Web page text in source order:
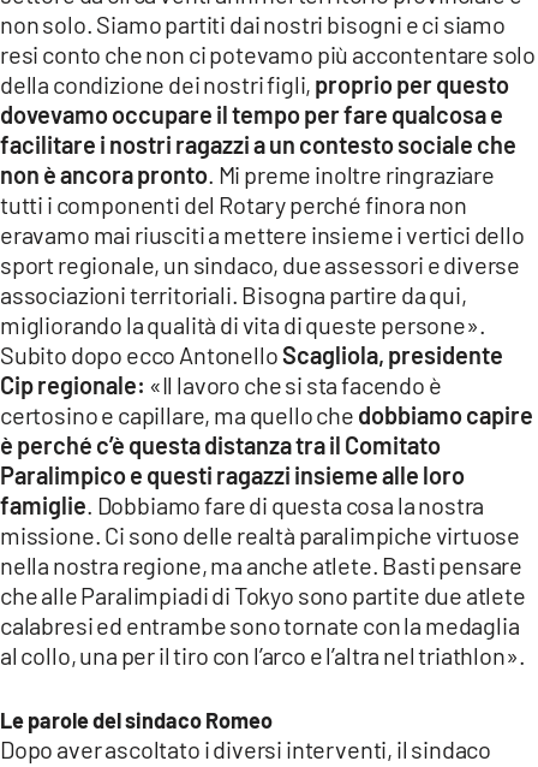
non solo. Siamo partiti dai nostri bisogni e ci siamo
resi conto che non ci potevamo più accontentare solo
della condizione dei nostri figli, proprio per questo
dovevamo occupare il tempo per fare qualcosa e
facilitare i nostri ragazzi a un contesto sociale che
non è ancora pronto . Mi preme inoltre ringraziare
tutti i componenti del Rotary perché finora non
eravamo mai riusciti a mettere insieme i vertici dello
sport regionale, un sindaco, due assessori e diverse
associazioni territoriali. Bisogna partire da qui,
migliorando la qualità di vita di queste persone».
Subito dopo ecco AntonelloScagliola, presidente
Cip regionale: «Il lavoro che si sta facendo è
certosino e capillare, ma quello che dobbiamo capire
è perché c’è questa distanza tra il Comitato
Paralimpico e questi ragazzi insieme alle loro
famiglie . Dobbiamo fare di questa cosa la nostra
missione. Ci sono delle realtà paralimpiche virtuose
nella nostra regione, ma anche atlete. Basti pensare
che alle Paralimpiadi di Tokyo sono partite due atlete
calabresi ed entrambe sono tornate con la medaglia
al collo, una per il tiro con l’arco e l’altra nel triathlon».
Le parole del sindaco Romeo
Dopo aver ascoltato i diversi interventi, il sindaco